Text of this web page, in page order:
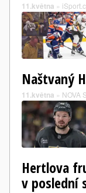
11.května »
Naštvaný
11.května » NOVA
Hertlova
v poslední